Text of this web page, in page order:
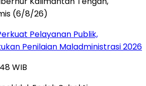
Pelayanan Publik,
Penilaian Maladministrasi 2026
WIB